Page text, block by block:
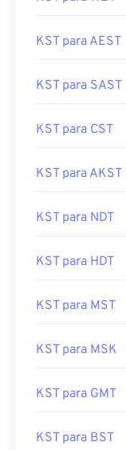
KST para AEST
KST para SAST
KST para CST
KST para AKST
KST para NDT
KST para HDT
KST para MST
KST para MSK
KST para GMT
KST para BST